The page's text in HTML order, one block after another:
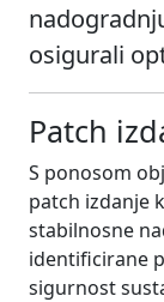
osigurali
Patch
S ponosom
patch izdanje
stabilnosne
identificirane
sigurnost